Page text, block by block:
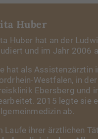
Huber
Huber hat an der
und im Jahr 2006
hat als Assistenzärztin
Westfalen, in
Ebersberg und
2015 legte sie
ab.
Laufe ihrer ärztlichen